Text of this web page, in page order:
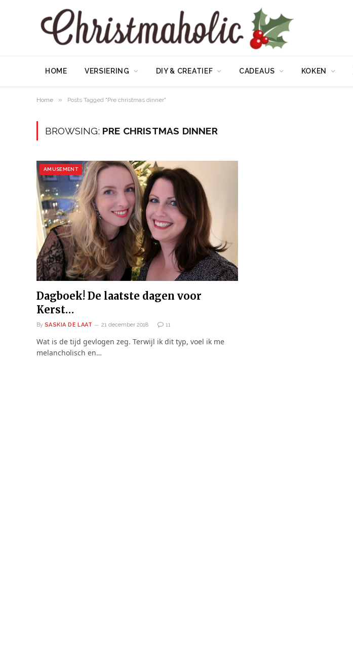
HOME VERSIERING DIY & CREATIEF CADEAUS KOKEN
Home » Posts Tagged "Pre christmas dinner"
BROWSING: PRE CHRISTMAS DINNER
AMUSEMENT
Dagboek! De laatste dagen voor
Kerst…
By SASKIA DE LAAT 21 december 2018 11
Wat is de tijd gevlogen zeg. Terwijl ik dit typ, voel ik me
melancholisch en…